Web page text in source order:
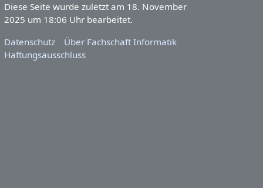
Diese Seite wurde zuletzt am 18. November
2025 um 18:06 Uhr bearbeitet.
Datenschutz
Über Fachschaft Informatik
Haftungsausschluss